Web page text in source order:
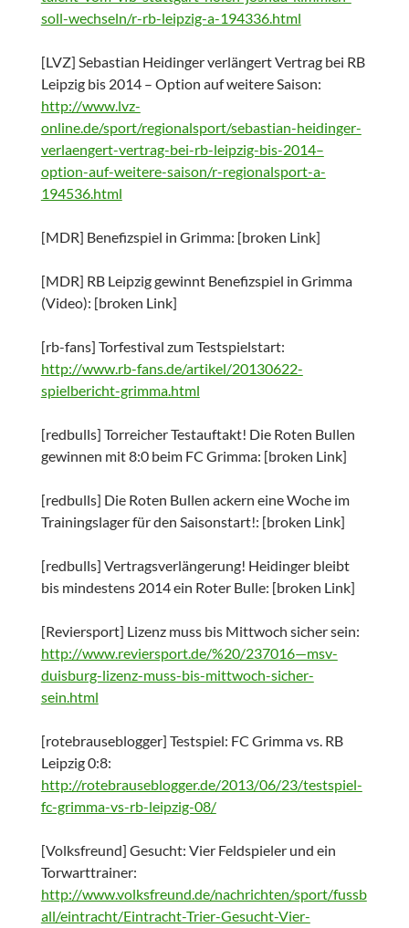
soll-wechseln/r-rb-leipzig-a-194336.html
[LVZ] Sebastian Heidinger verlängert Vertrag bei RB
Leipzig bis 2014 – Option auf weitere Saison:
http://www.lvz-
online.de/sport/regionalsport/sebastian-heidinger-
verlaengert-vertrag-bei-rb-leipzig-bis-2014–
option-auf-weitere-saison/r-regionalsport-a-
194536.html
[MDR] Benefizspiel in Grimma: [broken Link]
[MDR] RB Leipzig gewinnt Benefizspiel in Grimma
(Video): [broken Link]
[rb-fans] Torfestival zum Testspielstart:
http://www.rb-fans.de/artikel/20130622-
spielbericht-grimma.html
[redbulls] Torreicher Testauftakt! Die Roten Bullen
gewinnen mit 8:0 beim FC Grimma: [broken Link]
[redbulls] Die Roten Bullen ackern eine Woche im
Trainingslager für den Saisonstart!: [broken Link]
[redbulls] Vertragsverlängerung! Heidinger bleibt
bis mindestens 2014 ein Roter Bulle: [broken Link]
[Reviersport] Lizenz muss bis Mittwoch sicher sein:
http://www.reviersport.de/%20/237016—msv-
duisburg-lizenz-muss-bis-mittwoch-sicher-
sein.html
[rotebrauseblogger] Testspiel: FC Grimma vs. RB
Leipzig 0:8:
http://rotebrauseblogger.de/2013/06/23/testspiel-
fc-grimma-vs-rb-leipzig-08/
[Volksfreund] Gesucht: Vier Feldspieler und ein
Torwarttrainer:
http://www.volksfreund.de/nachrichten/sport/fussb
all/eintracht/Eintracht-Trier-Gesucht-Vier-